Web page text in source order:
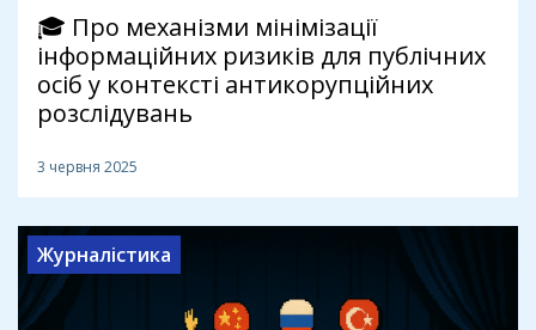
🎓 Про механізми мінімізації
інформаційних ризиків для публічних
осіб у контексті антикорупційних
розслідувань
3 червня 2025
Журналістика